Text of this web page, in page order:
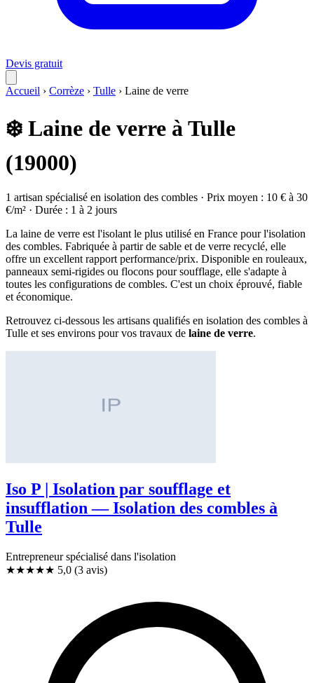
Devis gratuit
Accueil › Corrèze › Tulle › Laine de verre
❄️ Laine de verre à Tulle
(19000)
1 artisan spécialisé en isolation des combles · Prix moyen : 10 € à 30
€/m² · Durée : 1 à 2 jours
La laine de verre est l'isolant le plus utilisé en France pour l'isolation
des combles. Fabriquée à partir de sable et de verre recyclé, elle
offre un excellent rapport performance/prix. Disponible en rouleaux,
panneaux semi-rigides ou flocons pour soufflage, elle s'adapte à
toutes les configurations de combles. C'est un choix éprouvé, fiable
et économique.
Retrouvez ci-dessous les artisans qualifiés en isolation des combles à
Tulle et ses environs pour vos travaux de laine de verre.
Iso P | Isolation par soufflage et
insufflation — Isolation des combles à
Tulle
Entrepreneur spécialisé dans l'isolation
★★★★★ 5,0 (3 avis)